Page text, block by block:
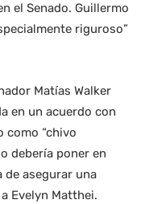
el Senado. Guillermo
riguroso”
Matías Walker
en un acuerdo con
como “chivo
debería poner en
asegurar una
Evelyn Matthei.